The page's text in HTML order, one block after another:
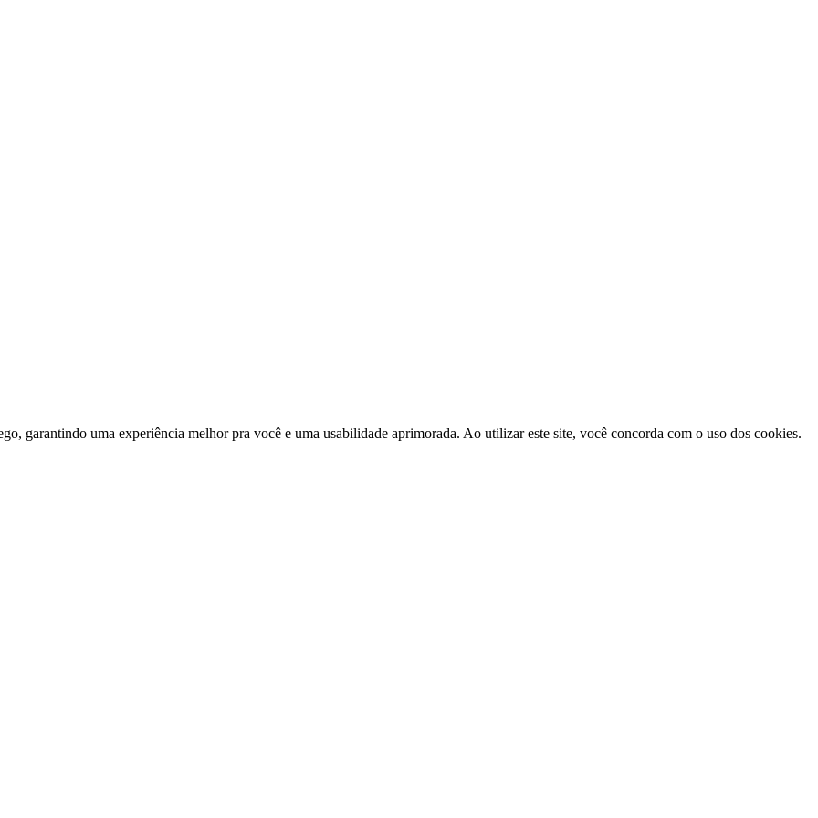
garantindo uma experiência melhor pra você e uma usabilidade aprimorada. Ao utilizar este site, você concorda com o uso dos cookies.